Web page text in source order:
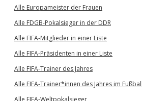
Alle Europameister der Frauen
Alle FDGB-Pokalsieger in der DDR
Alle FIFA-Mitglieder in einer Liste
Alle FIFA-Präsidenten in einer Liste
Alle FIFA-Trainer des Jahres
Alle FIFA-Trainer*innen des Jahres im
Alle FIFA-Weltpokalsieger